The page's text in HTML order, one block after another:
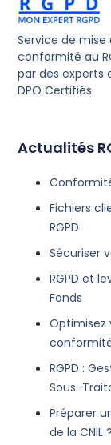
Service de mise
conformité au
par des experts
DPO Certifiés
Actualités
Fichiers
RGPD
Sécuriser
RGPD et
Fonds
Optimisez
conformité
RGPD :
Sous-
Préparer
de la CNIL ?